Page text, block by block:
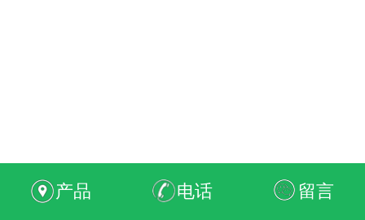
产品 电话 留言